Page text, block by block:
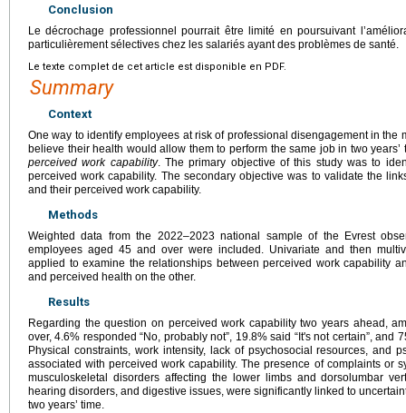
Conclusion
Le décrochage professionnel pourrait être limité en poursuivant
particulièrement sélectives chez les salariés ayant des problèmes de santé.
Le texte complet de cet article est disponible en PDF.
Summary
Context
One way to identify employees at risk of professional disengagement in the
believe their health would allow them to perform the same job in two
perceived work capability. The primary objective of this study was to
perceived work capability. The secondary objective was to validate the
and their perceived work capability.
Methods
Weighted data from the 2022–2023 national sample of the Evrest
employees aged 45 and over were included. Univariate and then
applied to examine the relationships between perceived work capability
and perceived health on the other.
Results
Regarding the question on perceived work capability two years ahead,
over, 4.6% responded “No, probably not”, 19.8% said “It's not certain”, and
Physical constraints, work intensity, lack of psychosocial resources, and
associated with perceived work capability. The presence of complaints or
musculoskeletal disorders affecting the lower limbs and dorsolumbar
hearing disorders, and digestive issues, were significantly linked to
two years’ time.